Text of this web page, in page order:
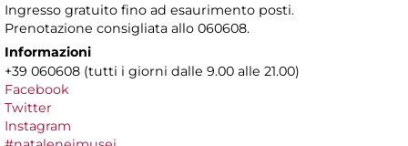
Ingresso gratuito fino ad esaurimento posti.
Prenotazione consigliata allo 060608.
Informazioni
+39 060608 (tutti i giorni dalle 9.00 alle 21.00)
Facebook
Twitter
Instagram